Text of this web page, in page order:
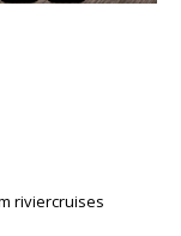
riviercruises